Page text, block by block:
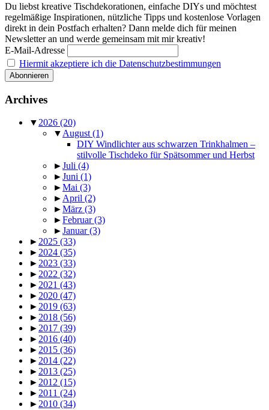
Du liebst kreative Tischdekorationen, einfache DIYs und möchtest
regelmäßige Inspirationen, nützliche Tipps und kostenlose Vorlagen
direkt in dein Postfach erhalten? Dann melde dich für meinen
Newsletter an und werde gemeinsam mit mir kreativ!
E-Mail-Adresse
Hiermit akzeptiere ich die Datenschutzbestimmungen
Archives
▼ 2026 (20)
▼ August (1)
DIY Windlichter aus schwarzen Trinkhalmen –
stilvolle Tischdeko für Spätsommer und Herbst
►Juli (4)
►Juni (1)
►Mai (3)
► April (2)
►März (3)
►Februar(3)
►Januar(3)
► 2025 (33)
► 2024 (35)
► 2023 (33)
► 2022 (32)
► 2021 (43)
► 2020 (47)
► 2019 (63)
► 2018 (56)
► 2017 (39)
► 2016 (40)
► 2015 (36)
► 2014 (22)
► 2013 (25)
► 2012 (15)
► 2011 (24)
► 2010 (34)